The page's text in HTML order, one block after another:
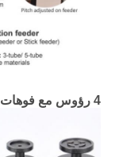
4 رؤوس مع فوهات Samsung: